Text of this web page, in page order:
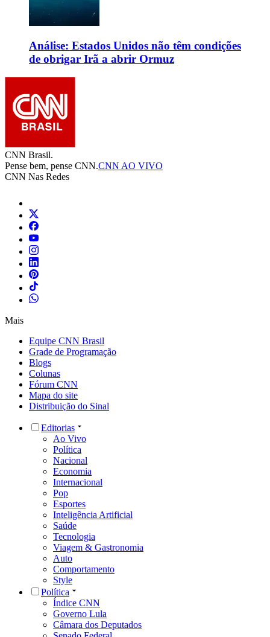
Análise: Estados Unidos não têm condições
de obrigar Irã a abrir Ormuz
CNN Brasil.
Pense bem, pense CNN.CNN AO VIVO
CNN Nas Redes
Mais
Equipe CNN Brasil
Grade de Programação
Blogs
Colunas
Fórum CNN
Mapa do site
Distribuição do Sinal
Editorias
Ao Vivo
Política
Nacional
Economia
Internacional
Pop
Esportes
Inteligência Artificial
Saúde
Tecnologia
Viagem & Gastronomia
Auto
Comportamento
Style
Política
Índice CNN
Governo Lula
Câmara dos Deputados